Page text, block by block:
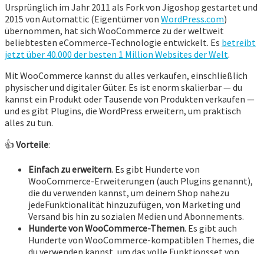
Ursprünglich im Jahr 2011 als Fork von Jigoshop gestartet und
2015 von Automattic (Eigentümer von WordPress.com)
übernommen, hat sich WooCommerce zu der weltweit
beliebtesten eCommerce-Technologie entwickelt. Es betreibt
jetzt über 40.000 der besten 1 Million Websites der Welt.
Mit WooCommerce kannst du alles verkaufen, einschließlich
physischer und digitaler Güter. Es ist enorm skalierbar — du
kannst ein Produkt oder Tausende von Produkten verkaufen —
und es gibt Plugins, die WordPress erweitern, um praktisch
alles zu tun.
👍 Vorteile:
Einfach zu erweitern. Es gibt Hunderte von
WooCommerce-Erweiterungen (auch Plugins genannt),
die du verwenden kannst, um deinem Shop nahezu
jedeFunktionalität hinzuzufügen, von Marketing und
Versand bis hin zu sozialen Medien und Abonnements.
Hunderte von WooCommerce-Themen. Es gibt auch
Hunderte von WooCommerce-kompatiblen Themes, die
du verwenden kannst, um das volle Funktionsset von